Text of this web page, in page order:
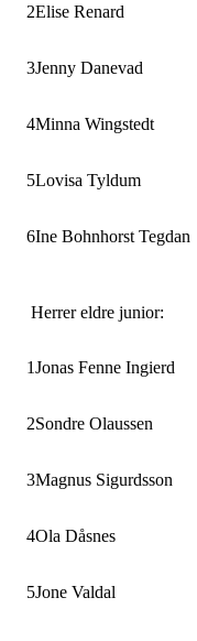
2Elise Renard
3Jenny Danevad
4Minna Wingstedt
5Lovisa Tyldum
6Ine Bohnhorst Tegdan
Herrer eldre junior:
1Jonas Fenne Ingierd
2Sondre Olaussen
3Magnus Sigurdsson
4Ola Dåsnes
5Jone Valdal